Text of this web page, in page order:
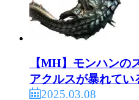
【MH】モンハンの
アクルスが暴れてい
2025.03.08